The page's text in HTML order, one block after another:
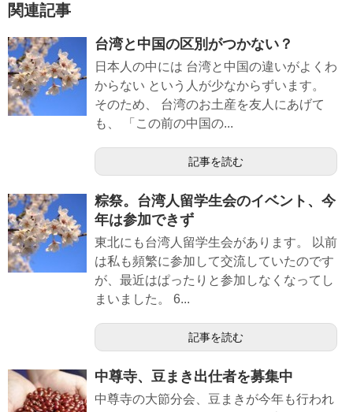
関連記事
台湾と中国の区別がつかない？
日本人の中には 台湾と中国の違いがよくわ
からない という人が少なからずいます。
そのため、 台湾のお土産を友人にあげて
も、 「この前の中国の...
記事を読む
粽祭。台湾人留学生会のイベント、今
年は参加できず
東北にも台湾人留学生会があります。 以前
は私も頻繁に参加して交流していたのです
が、最近はぱったりと参加しなくなってし
まいました。 6...
記事を読む
中尊寺、豆まき出仕者を募集中
中尊寺の大節分会、豆まきが今年も行われ